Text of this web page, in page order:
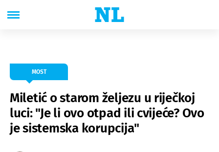
MOST
Miletić o starom željezu u riječkoj
luci: "Je li ovo otpad ili cvijeće? Ovo
je sistemska korupcija"